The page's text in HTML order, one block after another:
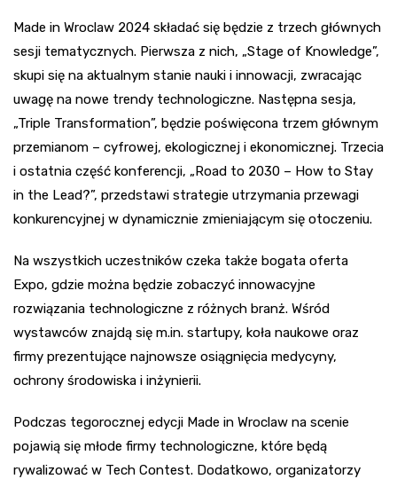
Made in Wroclaw 2024 składać się będzie z trzech głównych
sesji tematycznych. Pierwsza z nich, „Stage of Knowledge”,
skupi się na aktualnym stanie nauki i innowacji, zwracając
uwagę na nowe trendy technologiczne. Następna sesja,
„Triple Transformation”, będzie poświęcona trzem głównym
przemianom – cyfrowej, ekologicznej i ekonomicznej. Trzecia
i ostatnia część konferencji, „Road to 2030 – How to Stay
in the Lead?”, przedstawi strategie utrzymania przewagi
konkurencyjnej w dynamicznie zmieniającym się otoczeniu.
Na wszystkich uczestników czeka także bogata oferta
Expo, gdzie można będzie zobaczyć innowacyjne
rozwiązania technologiczne z różnych branż. Wśród
wystawców znajdą się m.in. startupy, koła naukowe oraz
firmy prezentujące najnowsze osiągnięcia medycyny,
ochrony środowiska i inżynierii.
Podczas tegorocznej edycji Made in Wroclaw na scenie
pojawią się młode firmy technologiczne, które będą
rywalizować w Tech Contest. Dodatkowo, organizatorzy